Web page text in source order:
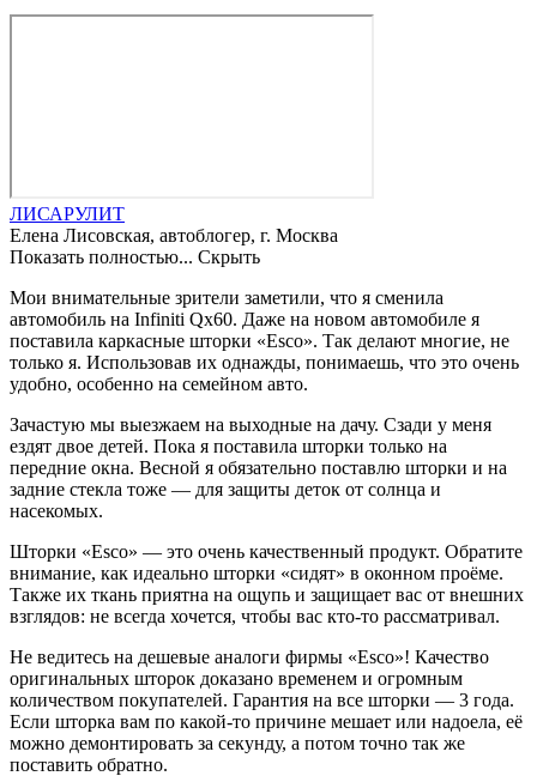
ЛИСАРУЛИТ
Елена Лисовская, автоблогер, г. Москва
Показать полностью... Скрыть
Мои внимательные зрители заметили, что я сменила
автомобиль на Infiniti Qx60. Даже на новом автомобиле я
поставила каркасные шторки «Esco». Так делают многие, не
только я. Использовав их однажды, понимаешь, что это очень
удобно, особенно на семейном авто.
Зачастую мы выезжаем на выходные на дачу. Сзади у меня
ездят двое детей. Пока я поставила шторки только на
передние окна. Весной я обязательно поставлю шторки и на
задние стекла тоже — для защиты деток от солнца и
насекомых.
Шторки «Esco» — это очень качественный продукт. Обратите
внимание, как идеально шторки «сидят» в оконном проёме.
Также их ткань приятна на ощупь и защищает вас от внешних
взглядов: не всегда хочется, чтобы вас кто-то рассматривал.
Не ведитесь на дешевые аналоги фирмы «Esco»! Качество
оригинальных шторок доказано временем и огромным
количеством покупателей. Гарантия на все шторки — 3 года.
Если шторка вам по какой-то причине мешает или надоела, её
можно демонтировать за секунду, а потом точно так же
поставить обратно.